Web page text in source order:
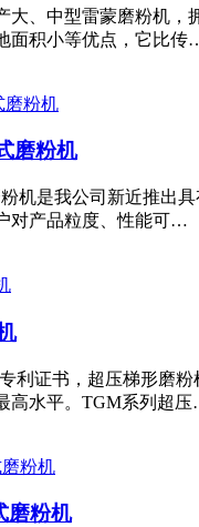
大、中型雷蒙磨粉机，
面积小等优点，它比传
磨粉机
机是我公司新近推出
对产品粒度、性能可…
利证书，超压梯形磨
高水平。TGM系列超
磨粉机